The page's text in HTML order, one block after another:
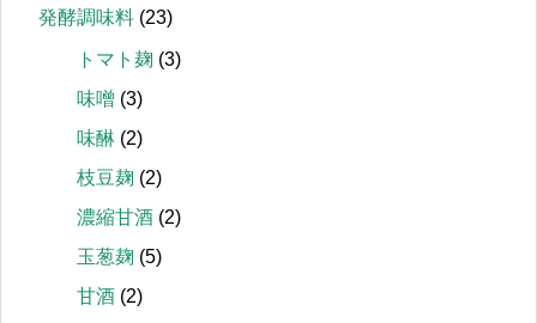
発酵調味料 (23)
トマト麹 (3)
味噌 (3)
味醂 (2)
枝豆麹 (2)
濃縮甘酒 (2)
玉葱麹 (5)
甘酒 (2)